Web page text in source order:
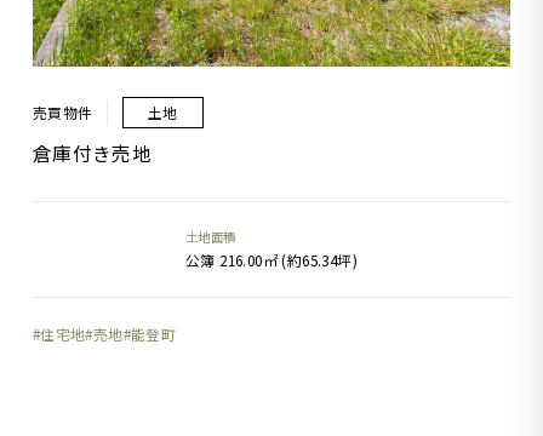
売買物件 土地
倉庫付き売地
土地面積
公簿 216.00㎡ (約65.34坪)
住宅地 売地 能登町